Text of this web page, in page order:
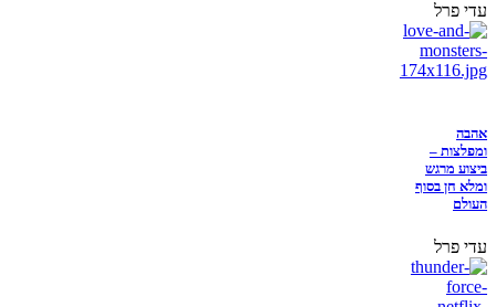
עדי פרל
אהבה
ומפלצות –
ביצוע מרגש
ומלא חן בסוף
העולם
עדי פרל